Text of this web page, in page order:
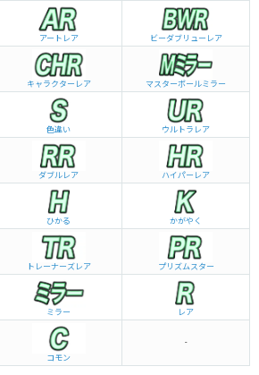
アートレア ビーダブリュー レア
キャラクターレア マスターボールミラー
色違い ウルトラレア
ダブルレア ハイパーレア
ひかる かがやく
トレーナーズレア プリズムスター
ミラー レア
コモン
-